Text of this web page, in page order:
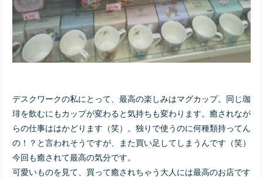
デスクワークの私にとって、最高の楽しみはマグカップ。同じ珈
琲を飲むにもカップが変わると気持ちも変わります。癒されなが
らの仕事ははかどります（笑）。独りで使うのに何種類持ってん
の！？と言われそうですが、また買い足してしまうんです（笑）
今回も癒されて最高の気分です。
可愛いものを見て、買って癒されちゃう大人には最高のお店です